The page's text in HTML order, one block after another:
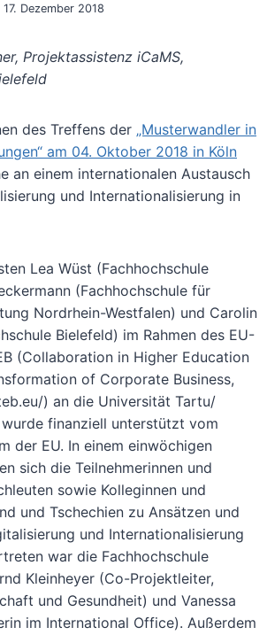
17. Dezember 2018
Projektassistenz iCaMS,
des Treffens der „Musterwandler in
am 04. Oktober 2018 in Köln
an einem internationalen Austausch
und Internationalisierung in
Lea Wüst (Fachhochschule
(Fachhochschule für
Nordrhein-Westfalen) und Carolin
Bielefeld) im Rahmen des EU-
(Collaboration in Higher Education
of Corporate Business,
) an die Universität Tartu/
wurde finanziell unterstützt vom
der EU. In einem einwöchigen
sich die Teilnehmerinnen und
sowie Kolleginnen und
und Tschechien zu Ansätzen und
und Internationalisierung
war die Fachhochschule
Kleinheyer (Co-Projektleiter,
und Gesundheit) und Vanessa
im International Office). Außerdem